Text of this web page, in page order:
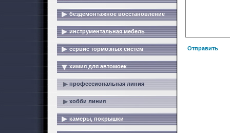
бездемонтажное восстановление
инструментальная мебель
сервис тормозных систем
химия для автомоек
профессиональная линия
хобби линия
камеры, покрышки
Отправить